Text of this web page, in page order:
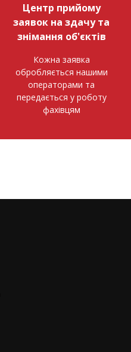
Центр прийому
заявок на здачу та
знімання об'єктів
Кожна заявка
обробляється нашими
операторами та
передається у роботу
фахівцям